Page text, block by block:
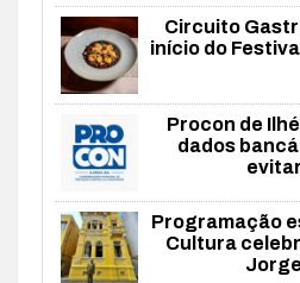
Circuito
início do
Procon de
dados
Programação
Cultura